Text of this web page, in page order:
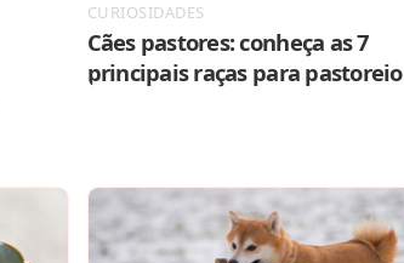
CURIOSIDADES
Cães pastores: conheça as 7
principais raças para pastoreio